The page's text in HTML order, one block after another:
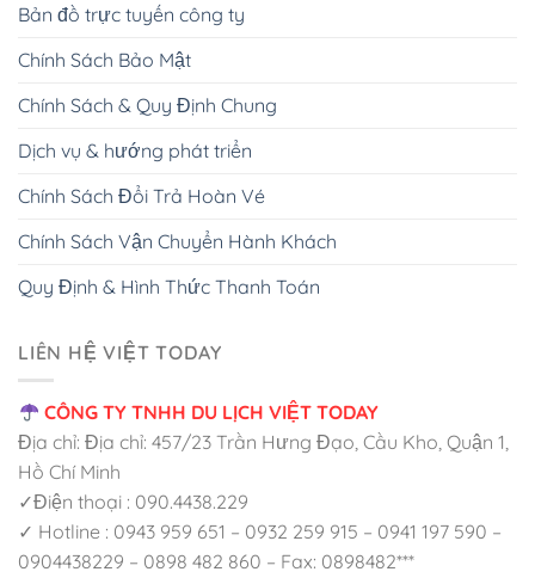
Bản đồ trực tuyến công ty
Chính Sách Bảo Mật
Chính Sách & Quy Định Chung
Dịch vụ & hướng phát triển
Chính Sách Đổi Trả Hoàn Vé
Chính Sách Vận Chuyển Hành Khách
Quy Định & Hình Thức Thanh Toán
LIÊN HỆ VIỆT TODAY
CÔNG TY TNHH DU LỊCH VIỆT TODAY
Địa chỉ: Địa chỉ: 457/23 Trần Hưng Đạo, Cầu Kho, Quận 1,
Hồ Chí Minh
✓Điện thoại : 090.4438.229
✓ Hotline : 0943 959 651 – 0932 259 915 – 0941 197 590 –
0904438229 – 0898 482 860 – Fax: 0898482***